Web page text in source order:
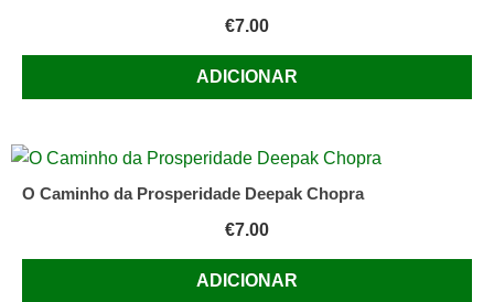
€7.00
ADICIONAR
O Caminho da Prosperidade Deepak Chopra
€7.00
ADICIONAR